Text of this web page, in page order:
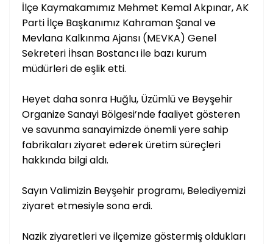
İlçe Kaymakamımız Mehmet Kemal Akpınar, AK
Parti İlçe Başkanımız Kahraman Şanal ve
Mevlana Kalkınma Ajansı (MEVKA) Genel
Sekreteri İhsan Bostancı ile bazı kurum
müdürleri de eşlik etti.
Heyet daha sonra Huğlu, Üzümlü ve Beyşehir
Organize Sanayi Bölgesi’nde faaliyet gösteren
ve savunma sanayimizde önemli yere sahip
fabrikaları ziyaret ederek üretim süreçleri
hakkında bilgi aldı.
Sayın Valimizin Beyşehir programı, Belediyemizi
ziyaret etmesiyle sona erdi.
Nazik ziyaretleri ve ilçemize göstermiş oldukları